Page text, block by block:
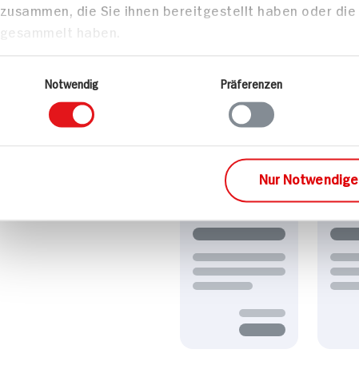
zusammen, die Sie ihnen bereitgestellt haben oder
gesammelt haben.
Notwendig
Präferenzen
Nur